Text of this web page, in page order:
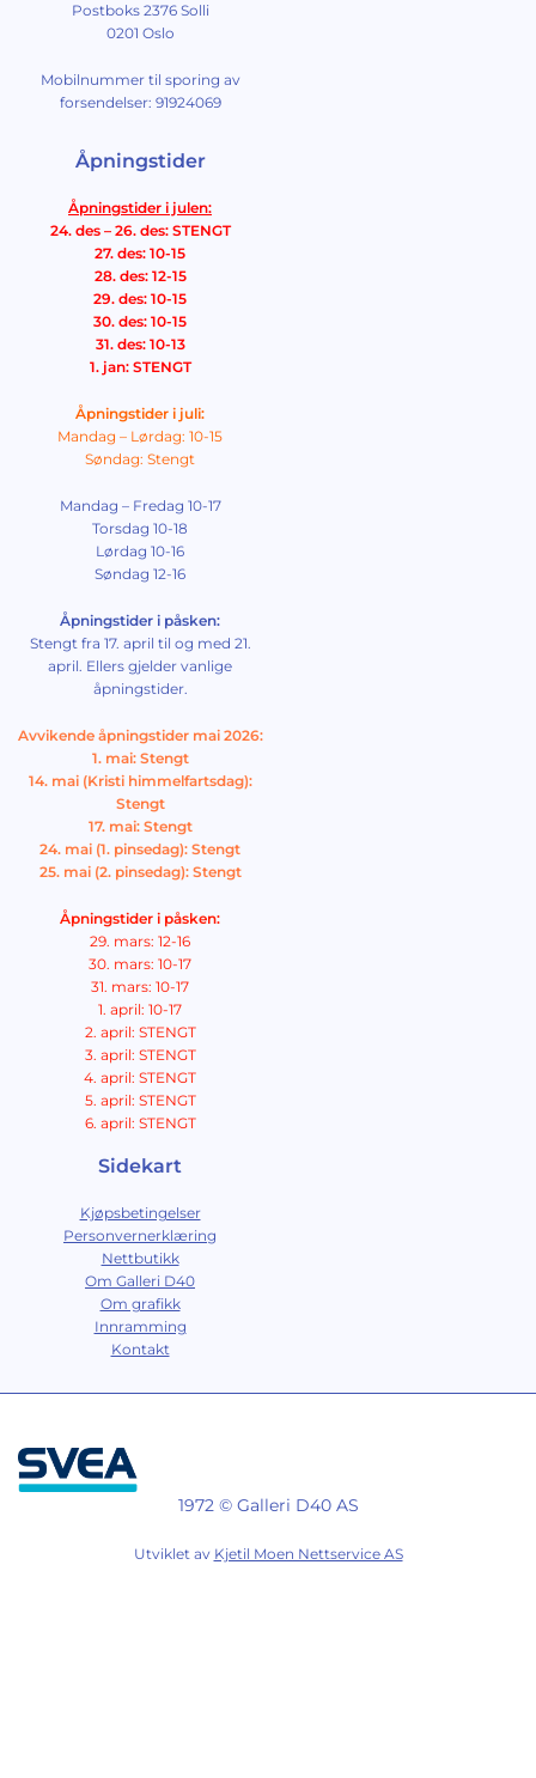
Postboks 2376 Solli
0201 Oslo
Mobilnummer til sporing av
forsendelser: 91924069
Åpningstider
Åpningstider i julen:
24. des – 26. des: STENGT
27. des: 10-15
28. des: 12-15
29. des: 10-15
30. des: 10-15
31. des: 10-13
1. jan: STENGT
Åpningstider i juli:
Mandag – Lørdag: 10-15
Søndag: Stengt
Mandag – Fredag 10-17
Torsdag 10-18
Lørdag 10-16
Søndag 12-16
Åpningstider i påsken:
Stengt fra 17. april til og med 21.
april. Ellers gjelder vanlige
åpningstider.
Avvikende åpningstider mai 2026:
1. mai: Stengt
14. mai (Kristi himmelfartsdag):
Stengt
17. mai: Stengt
24. mai (1. pinsedag): Stengt
25. mai (2. pinsedag): Stengt
Åpningstider i påsken:
29. mars: 12-16
30. mars: 10-17
31. mars: 10-17
1. april: 10-17
2. april: STENGT
3. april: STENGT
4. april: STENGT
5. april: STENGT
6. april: STENGT
Sidekart
Kjøpsbetingelser
Personvernerklæring
Nettbutikk
Om Galleri D40
Om grafikk
Innramming
Kontakt
1972 © Galleri D40 AS
Utviklet av Kjetil Moen Nettservice AS